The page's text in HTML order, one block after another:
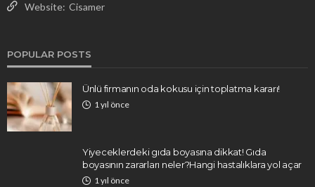
Website: Cisamer
POPULAR POSTS
Ünlü firmanın oda kokusu için toplatma kararı!
1 yıl önce
Yiyeceklerdeki gıda boyasına dikkat! Gıda
boyasının zararları neler?Hangi hastalıklara yol açar
1 yıl önce